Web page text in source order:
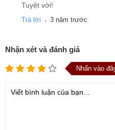
Tuyệt vời!
Trả lời . 3 năm trước
Nhận xét và đánh giá
Nhấn vào